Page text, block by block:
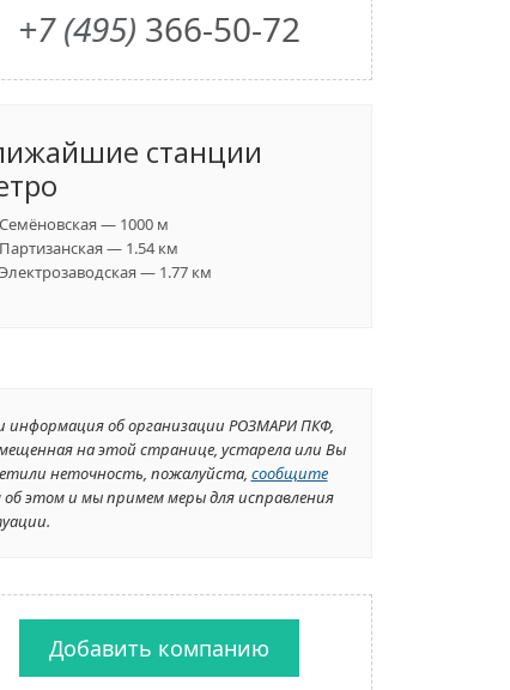
+7 (495) 366-50-72
станции
Семёновская — 1000 м
Партизанская — 1.54 км
Электрозаводская — 1.77 км
информация об организации РОЗМАРИ ПКФ,
на этой странице, устарела или Вы
неточность, пожалуйста, сообщите
об этом и мы примем меры для исправления
Добавить компанию